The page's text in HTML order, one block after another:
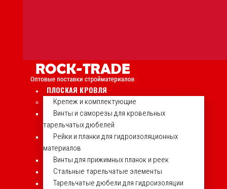
ПЛОСКАЯ КРОВЛЯ
Крепеж и комплектующие
Винты и саморезы для кровельных
тарельчатых дюбелей
Рейки и планки для гидроизоляционных
материалов
Винты для прижимных планок и реек
Стальные тарельчатые элементы
Тарельчатые дюбели для гидроизоляции